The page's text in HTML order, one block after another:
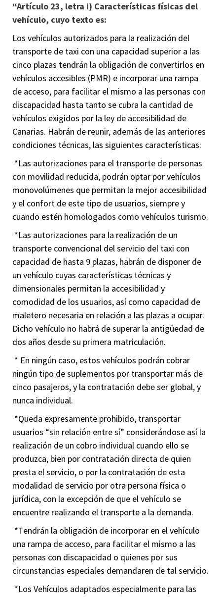
“Artículo 23, letra i) Características físicas del
vehículo, cuyo texto es:
Los vehículos autorizados para la realización del
transporte de taxi con una capacidad superior a las
cinco plazas tendrán la obligación de convertirlos en
vehículos accesibles (PMR) e incorporar una rampa
de acceso, para facilitar el mismo a las personas con
discapacidad hasta tanto se cubra la cantidad de
vehículos exigidos por la ley de accesibilidad de
Canarias. Habrán de reunir, además de las anteriores
condiciones técnicas, las siguientes características:
*Las autorizaciones para el transporte de personas
con movilidad reducida, podrán optar por vehículos
monovolúmenes que permitan la mejor accesibilidad
y el confort de este tipo de usuarios, siempre y
cuando estén homologados como vehículos turismo.
*Las autorizaciones para la realización de un
transporte convencional del servicio del taxi con
capacidad de hasta 9 plazas, habrán de disponer de
un vehículo cuyas características técnicas y
dimensionales permitan la accesibilidad y
comodidad de los usuarios, así como capacidad de
maletero necesaria en relación a las plazas a ocupar.
Dicho vehículo no habrá de superar la antigüedad de
dos años desde su primera matriculación.
* En ningún caso, estos vehículos podrán cobrar
ningún tipo de suplementos por transportar más de
cinco pasajeros, y la contratación debe ser global, y
nunca individual.
*Queda expresamente prohibido, transportar
usuarios “sin relación entre sí” considerándose así la
realización de un cobro individual cuando ello se
produzca, bien por contratación directa de quien
presta el servicio, o por la contratación de esta
modalidad de servicio por otra persona física o
jurídica, con la excepción de que el vehículo se
encuentre realizando el transporte a la demanda.
*Tendrán la obligación de incorporar en el vehículo
una rampa de acceso, para facilitar el mismo a las
personas con discapacidad o quienes por sus
circunstancias especiales demandaren de tal servicio.
*Los Vehículos adaptados especialmente para las